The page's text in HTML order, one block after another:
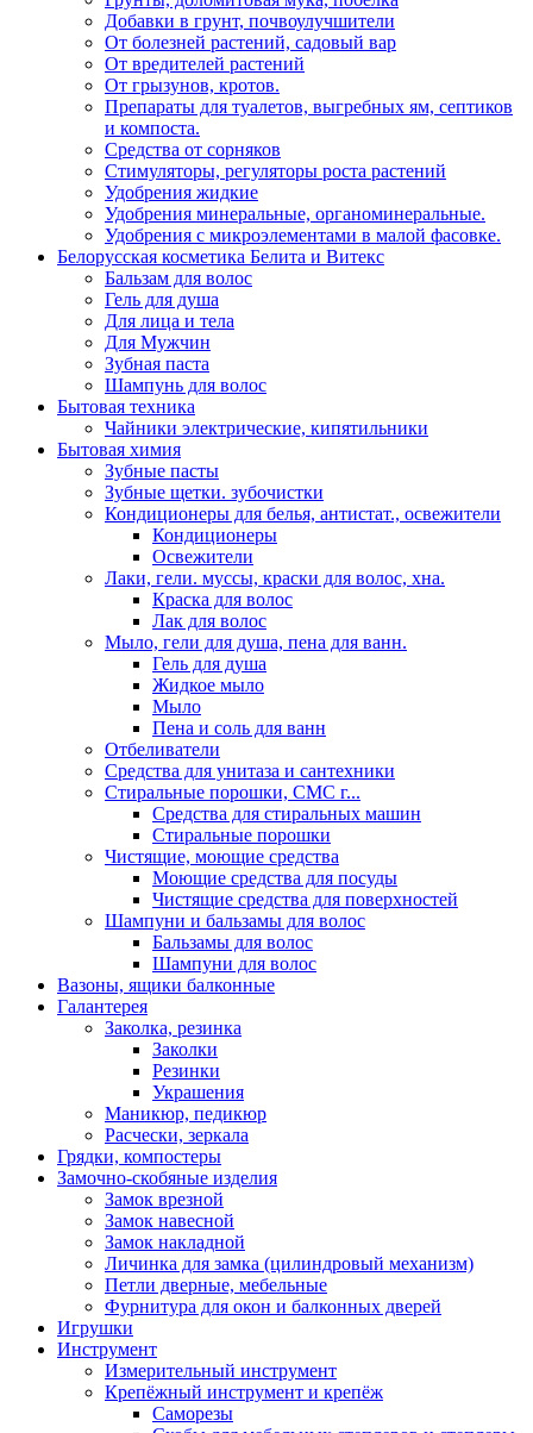
Добавки в грунт, почвоулучшители
От болезней растений, садовый вар
От вредителей растений
От грызунов, кротов.
Препараты для туалетов, выгребных ям, септиков
и компоста.
Средства от сорняков
Стимуляторы, регуляторы роста растений
Удобрения жидкие
Удобрения минеральные, органоминеральные.
Удобрения с микроэлементами в малой фасовке.
Белорусская косметика Белита и Витекс
Бальзам для волос
Гель для душа
Для лица и тела
Для Мужчин
Зубная паста
Шампунь для волос
Бытовая техника
Чайники электрические, кипятильники
Бытовая химия
Зубные пасты
Зубные щетки. зубочистки
Кондиционеры для белья, антистат., освежители
Кондиционеры
Освежители
Лаки, гели. муссы, краски для волос, хна.
Краска для волос
Лак для волос
Мыло, гели для душа, пена для ванн.
Гель для душа
Жидкое мыло
Мыло
Пена и соль для ванн
Отбеливатели
Средства для унитаза и сантехники
Стиральные порошки, СМС г...
Средства для стиральных машин
Стиральные порошки
Чистящие, моющие средства
Моющие средства для посуды
Чистящие средства для поверхностей
Шампуни и бальзамы для волос
Бальзамы для волос
Шампуни для волос
Вазоны, ящики балконные
Галантерея
Заколка, резинка
Заколки
Резинки
Украшения
Маникюр, педикюр
Расчески, зеркала
Грядки, компостеры
Замочно-скобяные изделия
Замок врезной
Замок навесной
Замок накладной
Личинка для замка (цилиндровый механизм)
Петли дверные, мебельные
Фурнитура для окон и балконных дверей
Игрушки
Инструмент
Измерительный инструмент
Крепёжный инструмент и крепёж
Саморезы